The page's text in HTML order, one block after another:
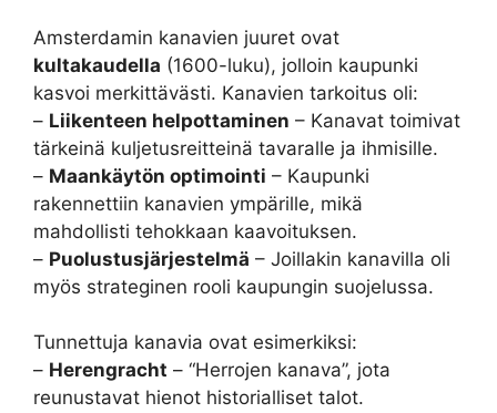
Amsterdamin kanavien juuret ovat
kultakaudella (1600-luku), jolloin kaupunki
kasvoi merkittävästi. Kanavien tarkoitus oli:
– Liikenteen helpottaminen – Kanavat toimivat
tärkeinä kuljetusreitteinä tavaralle ja ihmisille.
– Maankäytön optimointi – Kaupunki
rakennettiin kanavien ympärille, mikä
mahdollisti tehokkaan kaavoituksen.
– Puolustusjärjestelmä – Joillakin kanavilla oli
myös strateginen rooli kaupungin suojelussa.
Tunnettuja kanavia ovat esimerkiksi:
– Herengracht – “Herrojen kanava”, jota
reunustavat hienot historialliset talot.